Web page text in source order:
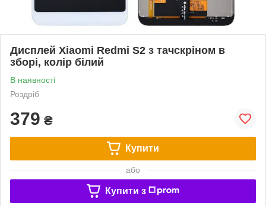
Дисплей Xiaomi Redmi S2 з тачскріном в
зборі, колір білий
В наявності
Роздріб
379 ₴
Купити
або
Купити з